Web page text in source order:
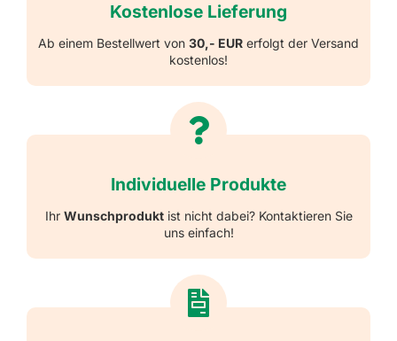
Kostenlose Lieferung
Ab einem Bestellwert von 30,- EUR erfolgt der Versand
kostenlos!
Individuelle Produkte
Ihr Wunschproduktist nicht dabei? Kontaktieren Sie
uns einfach!